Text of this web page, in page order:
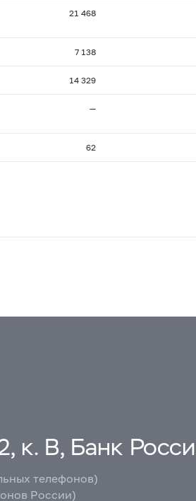
21 468
7 138
14 329
—
62
к. В, Банк
телефонов)
России)